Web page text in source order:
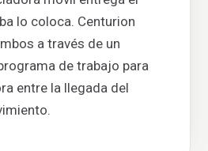
lo coloca. Centurion
a través de un
de trabajo para
entre la llegada del